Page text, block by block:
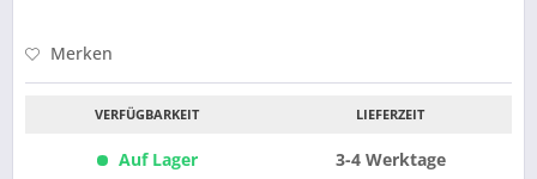
Merken
VERFÜGBARKEIT
Auf Lager
LIEFERZEIT
3-4 Werktage